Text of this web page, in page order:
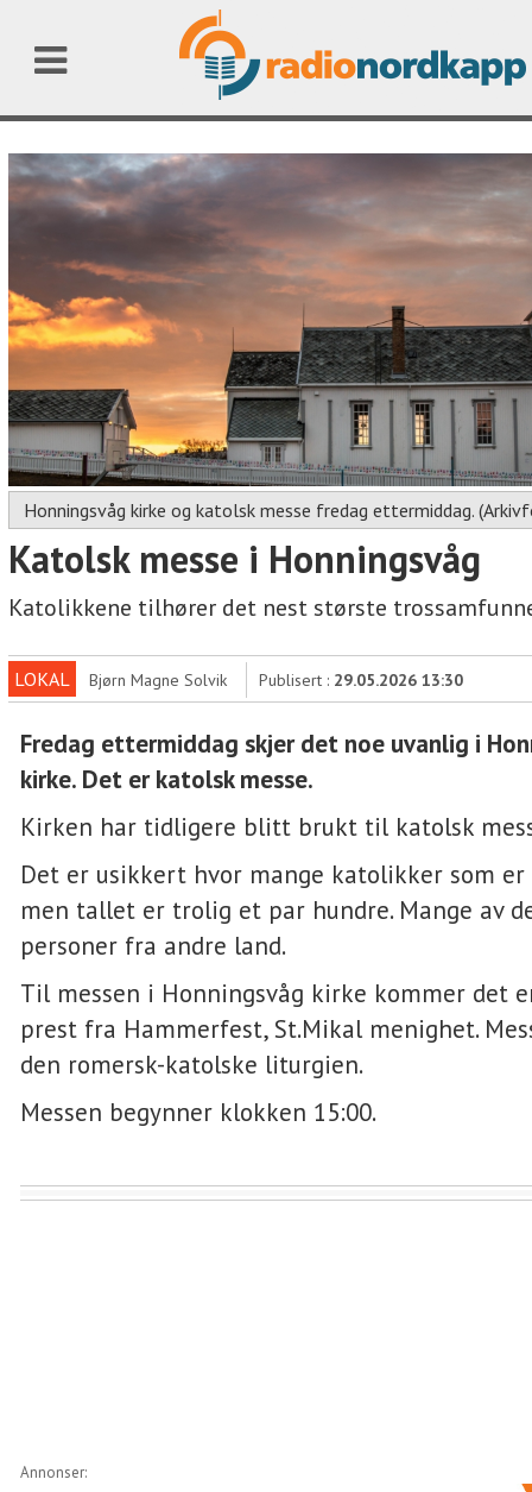
Honningsvåg kirke og katolsk messe fredag ettermiddag.
Katolsk messe i Honningsvåg
Katolikkene tilhører det nest største
LOKAL Bjørn Magne Solvik Publisert : 29.05.2026 13:30
Fredag ettermiddag skjer det noe uvanlig i
kirke. Det er katolsk messe.
Kirken har tidligere blitt brukt til katolsk
Det er usikkert hvor mange katolikker som er
men tallet er trolig et par hundre. Mange av
personer fra andre land.
Til messen i Honningsvåg kirke kommer det
prest fra Hammerfest, St.Mikal menighet.
den romersk-katolske liturgien.
Messen begynner klokken 15:00.
Annonser: